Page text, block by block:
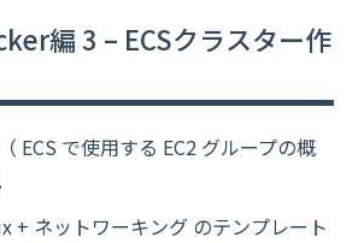
編 3 – ECSクラスター作
ECS で使用する EC2 グループの概
+ ネットワーキング のテンプレート